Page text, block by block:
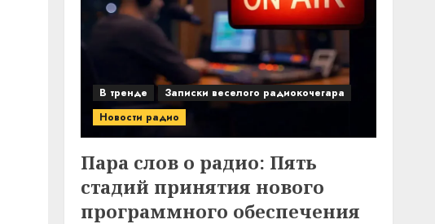
В тренде
Записки веселого радиокочегара
Новости радио
Пара слов о радио: Пять
стадий принятия нового
программного обеспечения